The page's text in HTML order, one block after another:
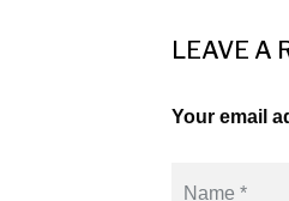
LEAVE A
Your email